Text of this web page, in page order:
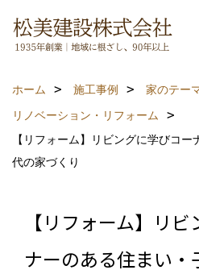
ホーム 施工事例
家のテー
リノベーション・リフォーム
【リフォーム】リビングに学びコ
代の家づくり
【リフォーム】リ
ナーのある住まい